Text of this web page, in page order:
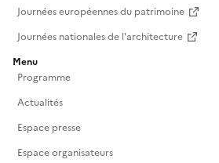
Journées européennes du patrimoine
Journées nationales de l'architecture
Menu
Programme
Actualités
Espace presse
Espace organisateurs